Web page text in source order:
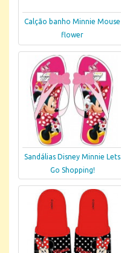
Calção banho Minnie Mouse
flower
Sandálias Disney Minnie Lets
Go Shopping!